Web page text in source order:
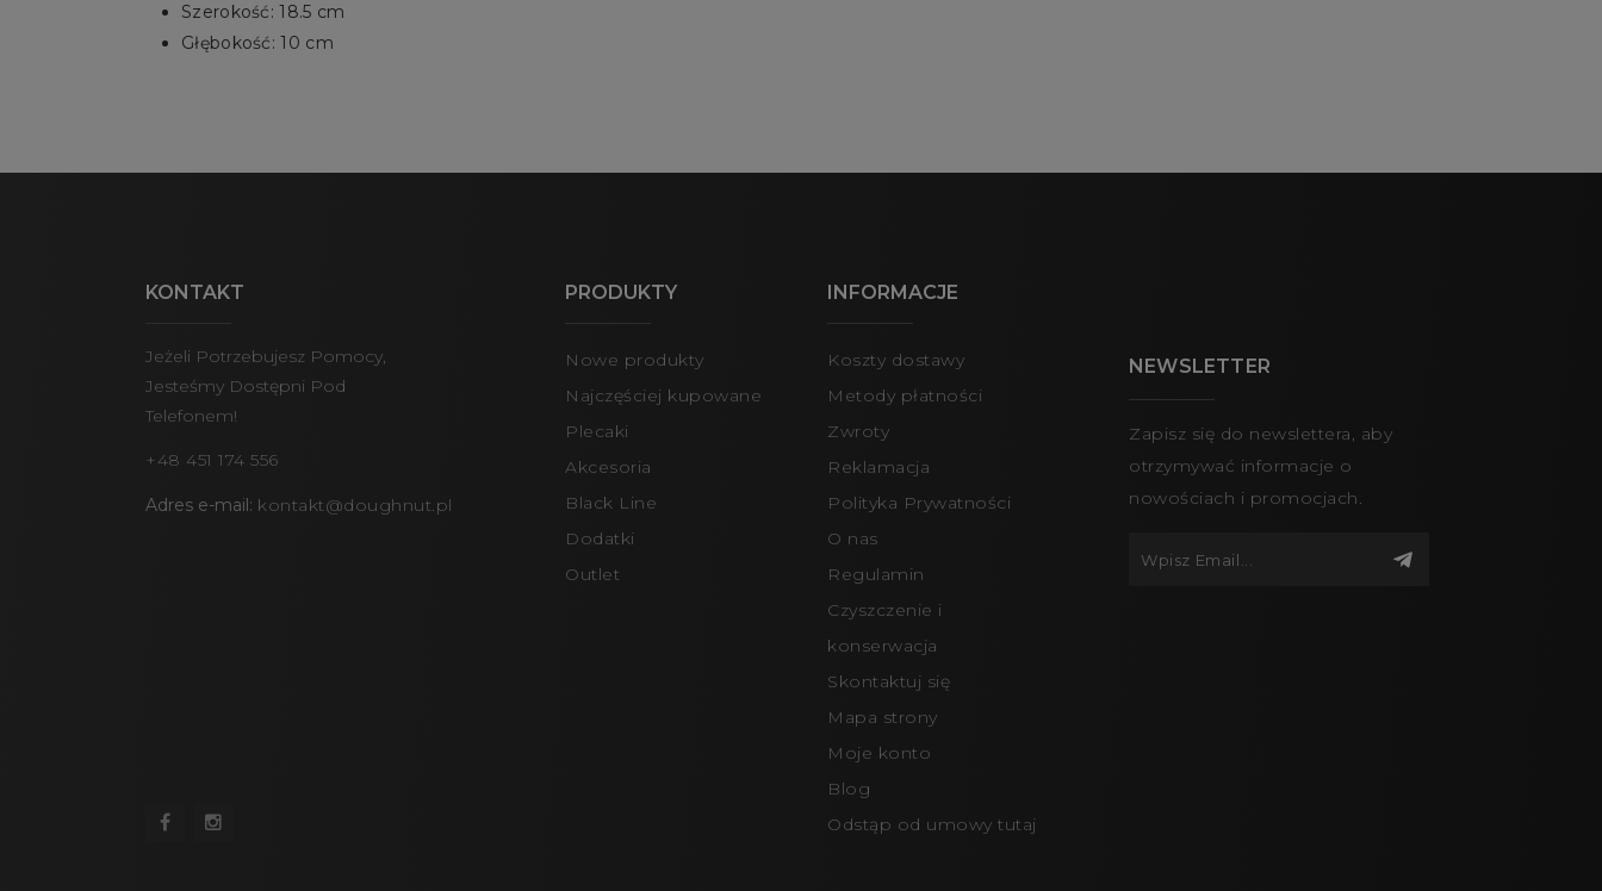
Szerokość: 18.5 cm
Głębokość: 10 cm
KONTAKT
Jeżeli Potrzebujesz Pomocy,
Jesteśmy Dostępni Pod
Telefonem!
+48 451 174 556
Adres e-mail: kontakt@doughnut.pl
PRODUKTY
Nowe produkty
Najczęściej kupowane
Plecaki
Akcesoria
Black Line
Dodatki
Outlet
INFORMACJE
Koszty dostawy
Metody płatności
Zwroty
Reklamacja
Polityka Prywatności
O nas
Regulamin
Czyszczenie i
konserwacja
Skontaktuj się
Mapa strony
Moje konto
Blog
Odstąp od umowy tutaj
NEWSLETTER
Zapisz się do newslettera, aby
otrzymywać informacje o
nowościach i promocjach.